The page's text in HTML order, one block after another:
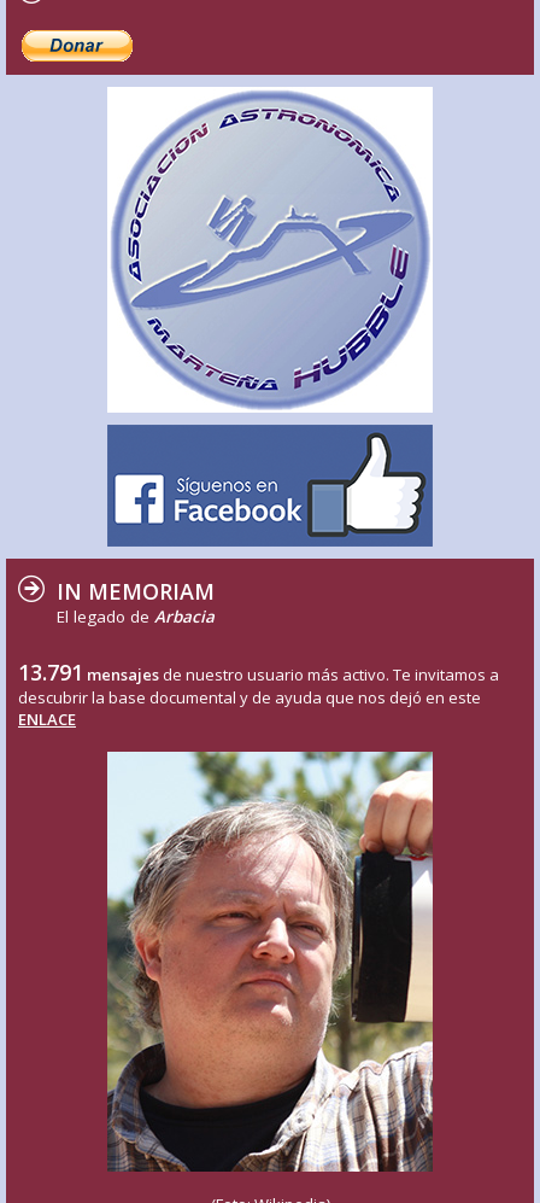
IN MEMORIAM
El legado de Arbacia
13.791 mensajes de nuestro usuario más activo. Te invitamos a
descubrir la base documental y de ayuda que nos dejó en este
ENLACE